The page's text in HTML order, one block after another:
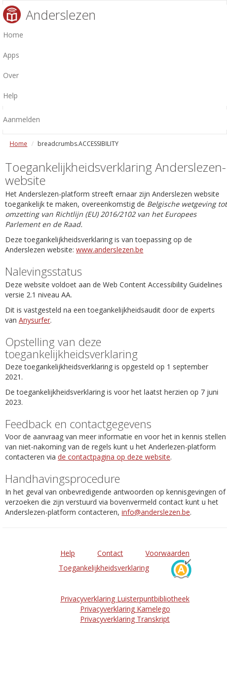
Anderslezen
Home
Apps
Over
Help
Aanmelden
Home breadcrumbs.ACCESSIBILITY
Toegankelijkheidsverklaring Anderslezen-
website
Het Anderslezen-platform streeft ernaar zijn Anderslezen website
toegankelijk te maken, overeenkomstig de Belgische wetgeving tot
omzetting van Richtlijn (EU) 2016/2102 van het Europees
Parlement en de Raad.
Deze toegankelijkheidsverklaring is van toepassing op de
Anderslezen website: www.anderslezen.be
Nalevingsstatus
Deze website voldoet aan de Web Content Accessibility Guidelines
versie 2.1 niveau AA.
Dit is vastgesteld na een toegankelijkheidsaudit door de experts
van Anysurfer.
Opstelling van deze
toegankelijkheidsverklaring
Deze toegankelijkheidsverklaring is opgesteld op 1 september
2021.
De toegankelijkheidsverklaring is voor het laatst herzien op 7 juni
2023.
Feedback en contactgegevens
Voor de aanvraag van meer informatie en voor het in kennis stellen
van niet-nakoming van de regels kunt u het Anderlezen-platform
contacteren via de contactpagina op deze website.
Handhavingsprocedure
In het geval van onbevredigende antwoorden op kennisgevingen of
verzoeken die zijn verstuurd via bovenvermeld contact kunt u het
Anderslezen-platform contacteren, info@anderslezen.be.
Help Contact
Voorwaarden
Toegankelijkheidsverklaring
Privacyverklaring Luisterpuntbibliotheek
Privacyverklaring Kamelego
Privacyverklaring Transkript